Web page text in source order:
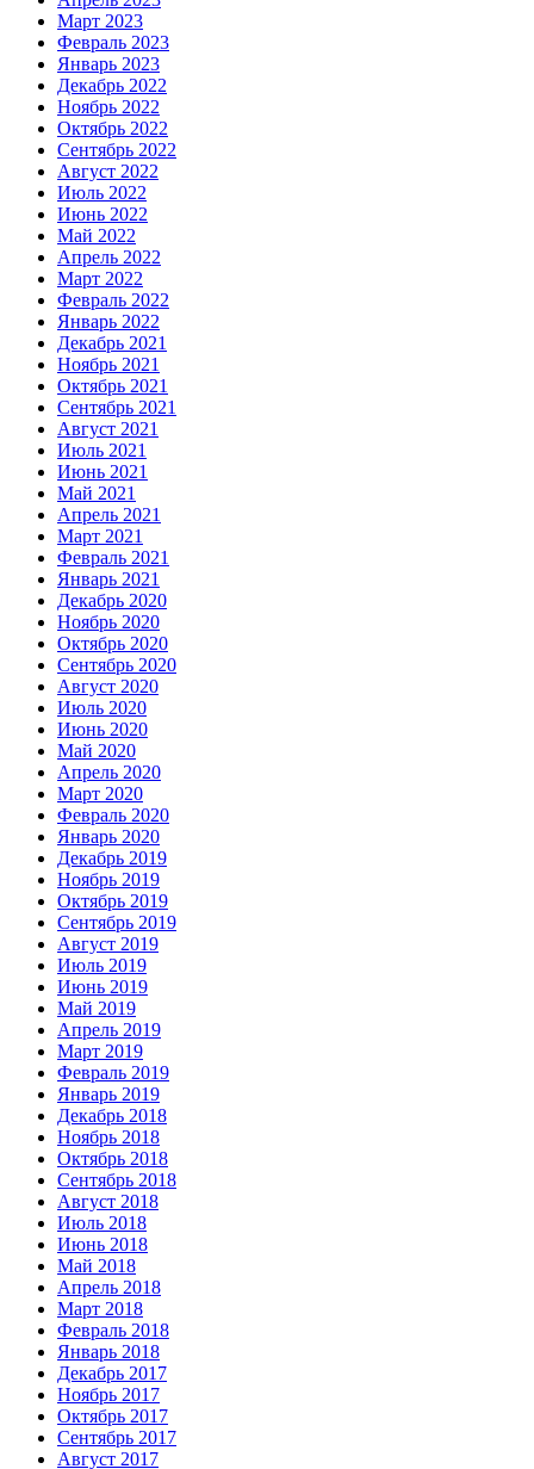
Март 2023
Февраль 2023
Январь 2023
Декабрь 2022
Ноябрь 2022
Октябрь 2022
Сентябрь 2022
Август 2022
Июль 2022
Июнь 2022
Май 2022
Апрель 2022
Март 2022
Февраль 2022
Январь 2022
Декабрь 2021
Ноябрь 2021
Октябрь 2021
Сентябрь 2021
Август 2021
Июль 2021
Июнь 2021
Май 2021
Апрель 2021
Март 2021
Февраль 2021
Январь 2021
Декабрь 2020
Ноябрь 2020
Октябрь 2020
Сентябрь 2020
Август 2020
Июль 2020
Июнь 2020
Май 2020
Апрель 2020
Март 2020
Февраль 2020
Январь 2020
Декабрь 2019
Ноябрь 2019
Октябрь 2019
Сентябрь 2019
Август 2019
Июль 2019
Июнь 2019
Май 2019
Апрель 2019
Март 2019
Февраль 2019
Январь 2019
Декабрь 2018
Ноябрь 2018
Октябрь 2018
Сентябрь 2018
Август 2018
Июль 2018
Июнь 2018
Май 2018
Апрель 2018
Март 2018
Февраль 2018
Январь 2018
Декабрь 2017
Ноябрь 2017
Октябрь 2017
Сентябрь 2017
Август 2017